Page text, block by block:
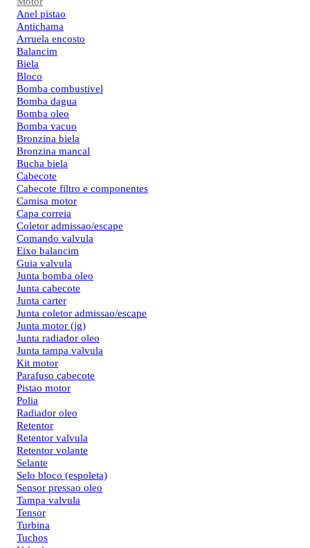
Anel pistao
Antichama
Arruela encosto
Balancim
Biela
Bloco
Bomba combustivel
Bomba dagua
Bomba oleo
Bomba vacuo
Bronzina biela
Bronzina mancal
Bucha biela
Cabecote
Cabecote filtro e componentes
Camisa motor
Capa correia
Coletor admissao/escape
Comando valvula
Eixo balancim
Guia valvula
Junta bomba oleo
Junta cabecote
Junta carter
Junta coletor admissao/escape
Junta motor (jg)
Junta radiador oleo
Junta tampa valvula
Kit motor
Parafuso cabecote
Pistao motor
Polia
Radiador oleo
Retentor
Retentor valvula
Retentor volante
Selante
Selo bloco (espoleta)
Sensor pressao oleo
Tampa valvula
Tensor
Turbina
Tuchos